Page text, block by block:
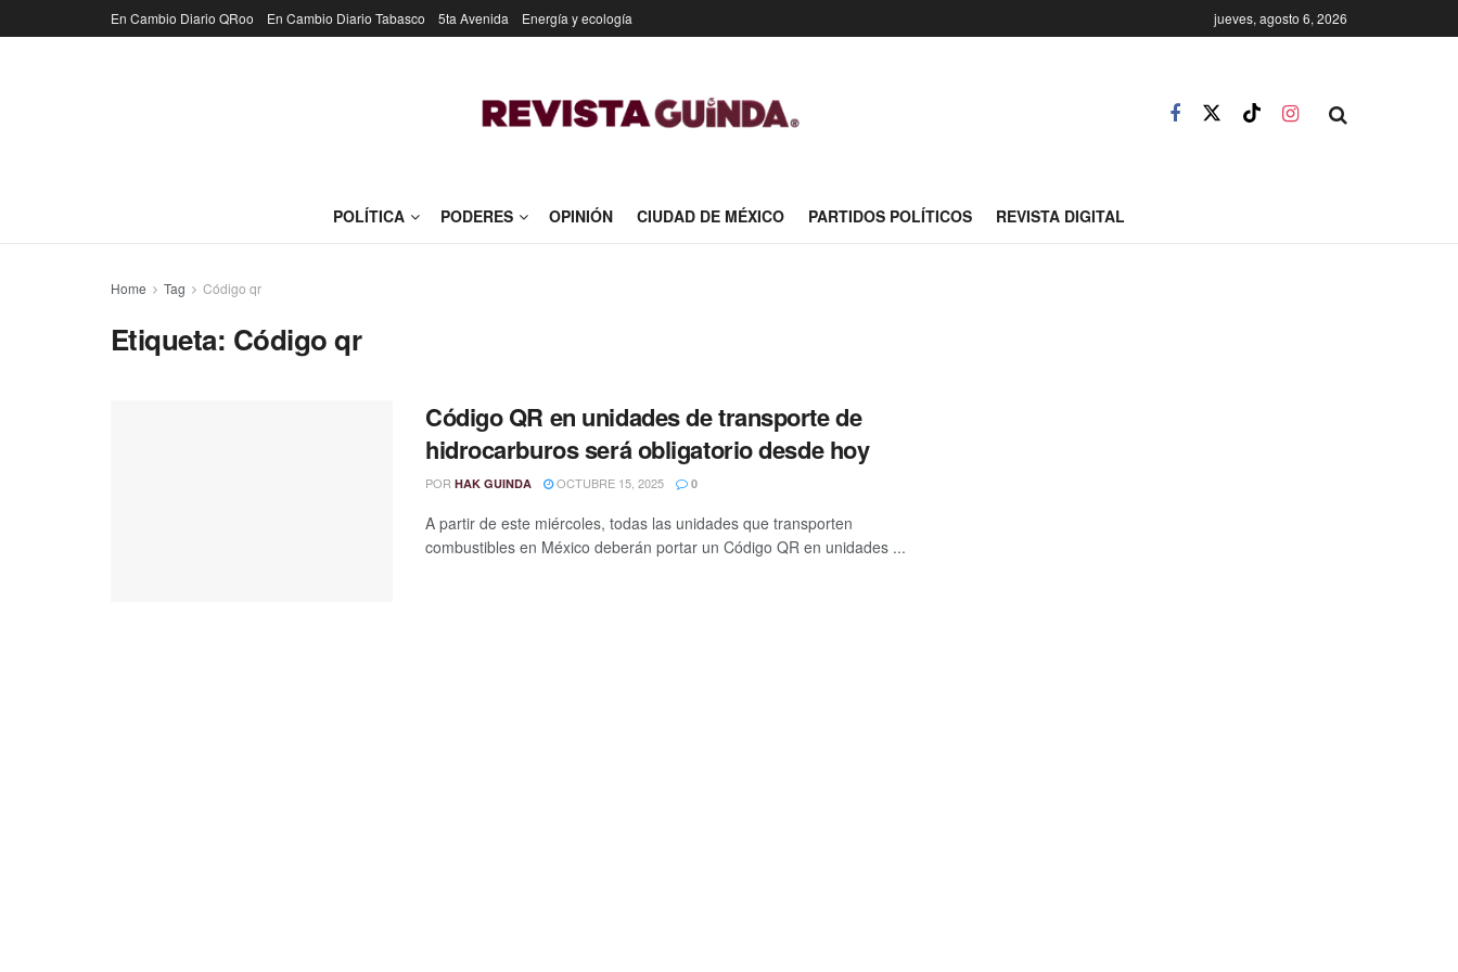
En Cambio Diario QRoo En Cambio Diario Tabasco 5ta Avenida Energía y ecología jueves, agosto 6, 2026
POLÍTICA PODERES OPINIÓN CIUDAD DE MÉXICO PARTIDOS POLÍTICOS REVISTA DIGITAL
Home Tag Código qr
Etiqueta: Código qr
Código QR en unidades de transporte de
hidrocarburos será obligatorio desde hoy
POR HAK GUINDA OCTUBRE 15, 2025 0
A partir de este miércoles, todas las unidades que transporten
combustibles en México deberán portar un Código QR en unidades ...